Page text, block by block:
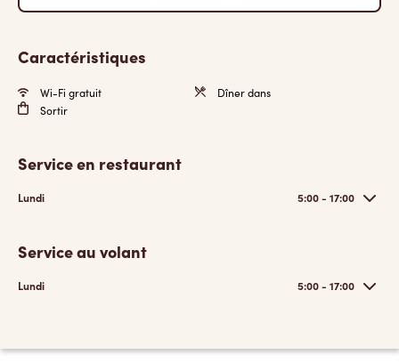
Caractéristiques
Wi-Fi gratuit
Dîner dans
Sortir
Service en restaurant
Lundi 5:00 - 17:00
Service au volant
Lundi 5:00 - 17:00